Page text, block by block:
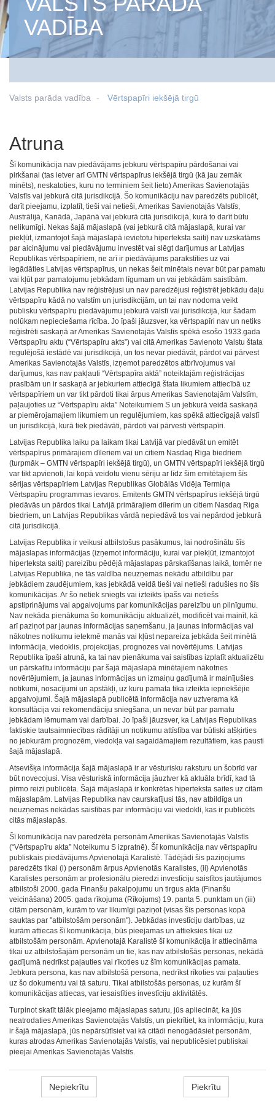
VADĪBA
Valsts parāda vadība Vērtspapīri iekšējā tirgū
Atruna
Šī komunikācija nav piedāvājams jebkuru vērtspapīru pārdošanai vai
pirkšanai (tas ietver arī GMTN vērtspapīrus iekšējā tirgū (kā jau zemāk
minēts), neskatoties, kuru no terminiem šeit lieto) Amerikas Savienotajās
Valstīs vai jebkurā citā jurisdikcijā. Šo komunikāciju nav paredzēts publicēt,
darīt pieejamu, izplatīt, tieši vai netieši, Amerikas Savienotajās Valstīs,
Austrālijā, Kanādā, Japānā vai jebkurā citā jurisdikcijā, kurā to darīt būtu
nelikumīgi. Nekas šajā mājaslapā (vai jebkurā citā mājaslapā, kurai var
piekļūt, izmantojot šajā mājaslapā ievietotu hiperteksta saiti) nav uzskatāms
par aicinājumu vai piedāvājumu investēt vai slēgt darījumus ar Latvijas
Republikas vērtspapīriem, ne arī ir piedāvājums parakstīties uz vai
iegādāties Latvijas vērtspapīrus, un nekas šeit minētais nevar būt par pamatu
vai kļūt par pamatojumu jebkādam līgumam un vai jebkādām saistībām.
Latvijas Republika nav reģistrējusi un nav paredzējusi reģistrēt jebkādu daļu
vērtspapīru kādā no valstīm un jurisdikcijām, un tai nav nodoma veikt
publisku vērtspapīru piedāvājumu jebkurā valstī vai jurisdikcijā, kur šādam
nolūkam nepieciešama rīcība. Jo īpaši jāuzsver, ka vērtspapīri nav un netiks
reģistrēti saskaņā ar Amerikas Savienotajās Valstīs spēkā esošo 1933.gada
Vērtspapīru aktu (“Vērtspapīru akts”) vai citā Amerikas Savienoto Valstu štata
regulējošā iestādē vai jurisdikcijā, un tos nevar piedāvāt, pārdot vai pārvest
Amerikas Savienotajās Valstīs, izņemot paredzētos atbrīvojumus vai
darījumus, kas nav pakļauti “Vērtspapīra aktā” noteiktajām reģistrācijas
prasībām un ir saskaņā ar jebkuriem attiecīgā štata likumiem attiecībā uz
vērtspapīriem un var tikt pārdoti tikai ārpus Amerikas Savienotajām Valstīm,
paļaujoties uz “Vērtspapīru akta” Noteikumiem S un jebkurā veidā saskaņā
ar piemērojamajiem likumiem un regulējumiem, kas spēkā attiecīgajā valstī
un jurisdikcijā, kurā tiek piedāvāti, pārdoti vai pārvesti vērtspapīri.
Latvijas Republika laiku pa laikam tikai Latvijā var piedāvāt un emitēt
vērtspapīrus primārajiem dīleriem vai un citiem Nasdaq Riga biedriem
(turpmāk – GMTN vērtspapīri iekšējā tirgū), un GMTN vērtspapīri iekšējā tirgū
var tikt apvienoti, lai kopā veidotu vienu sēriju ar līdz šim emitētajiem šīs
sērijas vērtspapīriem Latvijas Republikas Globālās Vidēja Termiņa
Vērtspapīru programmas ievaros. Emitents GMTN vērtspapīrus iekšējā tirgū
piedāvās un pārdos tikai Latvijā primārajiem dīlerim un citiem Nasdaq Riga
biedriem, un Latvijas Republikas vārdā nepiedāvā tos vai nepārdod jebkurā
citā jurisdikcijā.
Latvijas Republika ir veikusi atbilstošus pasākumus, lai nodrošinātu šīs
mājaslapas informācijas (izņemot informāciju, kurai var piekļūt, izmantojot
hiperteksta saiti) pareizību pēdējā mājaslapas pārskatīšanas laikā, tomēr ne
Latvijas Republika, ne tās valdība neuzņemas nekādu atbildību par
jebkādiem zaudējumiem, kas jebkādā veidā tieši vai netieši radušies no šīs
komunikācijas. Ar šo netiek sniegts vai izteikts īpašs vai netiešs
apstiprinājums vai apgalvojums par komunikācijas pareizību un pilnīgumu.
Nav nekāda pienākuma šo komunikāciju aktualizēt, modificēt vai mainīt, kā
arī paziņot par jaunas informācijas saņemšanu, ja jaunas informācijas vai
nākotnes notikumu ietekmē manās vai kļūst nepareiza jebkāda šeit minētā
informācija, viedoklis, projekcijas, prognozes vai novērtējums. Latvijas
Republika īpaši atrunā, ka tai nav pienākuma vai saistības izplatīt aktualizētu
un pārskatītu informāciju par šajā mājaslapā minētajiem nākotnes
novērtējumiem, ja jaunas informācijas un izmaiņu gadījumā ir mainījušies
notikumi, nosacījumi un apstākļi, uz kuru pamata tika izteikta iepriekšējie
apgalvojumi. Šajā mājaslapā publicētā informācija nav uztverama kā
konsultācija vai rekomendāciju sniegšana, un nevar būt par pamatu
jebkādam lēmumam vai darbībai. Jo īpaši jāuzsver, ka Latvijas Republikas
faktiskie tautsaimniecības rādītāji un notikumu attīstība var būtiski atšķirties
no jebkurām prognozēm, viedokļa vai sagaidāmajiem rezultātiem, kas pausti
šajā mājaslapā.
Atsevišķa informācija šajā mājaslapā ir ar vēsturisku raksturu un šobrīd var
būt novecojusi. Visa vēsturiskā informācija jāuztver kā aktuāla brīdī, kad tā
pirmo reizi publicēta. Šajā mājaslapā ir konkrētas hiperteksta saites uz citām
mājaslapām. Latvijas Republika nav caurskatījusi tās, nav atbildīga un
neuzņemas nekādas saistības par informāciju vai viedokli, kas ir publicēts
citās mājaslapās.
Šī komunikācija nav paredzēta personām Amerikas Savienotajās Valstīs
(“Vērtspapīru akta” Noteikumu S izpratnē). Šī komunikācija nav vērtspapīru
publiskais piedāvājums Apvienotajā Karalistē. Tādējādi šis paziņojums
paredzēts tikai (i) personām ārpus Apvienotās Karalistes, (ii) Apvienotās
Karalistes personām ar profesionālu pieredzi investīciju saistītos jautājumos
atbilstoši 2000. gada Finanšu pakalpojumu un tirgus akta (Finanšu
veicināšana) 2005. gada rīkojuma (Rīkojums) 19. panta 5. punktam un (iii)
citām personām, kurām to var likumīgi paziņot (visas šīs personas kopā
sauktas par "atbilstošām personām"). Jebkādas investīciju darbības, uz
kurām attiecas šī komunikācija, būs pieejamas un attieksies tikai uz
atbilstošām personām. Apvienotajā Karalistē šī komunikācija ir attiecināma
tikai uz atbilstošajām personām un tie, kas nav atbilstošās personas, nekādā
gadījumā nedrīkst paļauties vai rīkoties uz šīm komunikācijas pamata.
Jebkura persona, kas nav atbilstošā persona, nedrīkst rīkoties vai paļauties
uz šo dokumentu vai tā saturu. Tikai atbilstošās personas, uz kurām šī
komunikācijas attiecas, var iesaistīties investīciju aktivitātēs.
Turpinot skatīt tālāk pieejamo mājaslapas saturu, jūs apliecināt, ka jūs
neatrodaties Amerikas Savienotajās Valstīs, un piekrītiet, ka informāciju, kura
ir šajā mājaslapā, jūs nepārsūtīsiet vai kā citādi nenogādāsiet personām,
kuras atrodas Amerikas Savienotajās Valstīs, vai nepublicēsiet publiskai
pieejai Amerikas Savienotajās Valstīs.
Nepiekrītu Piekrītu